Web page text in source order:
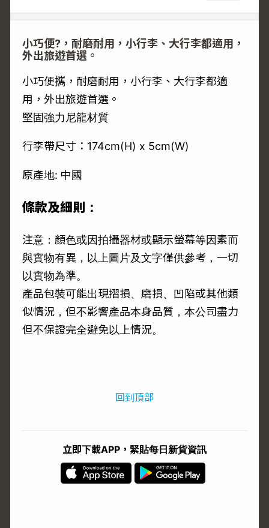
小巧便?，耐磨耐用，小行李、大行李都適用，
外出旅遊首選。
小巧便𢹂，耐磨耐用，小行李、大行李都適
用，外出旅遊首選。
堅固強力尼龍材質
行李帶尺寸：174cm(H) x 5cm(W)
原產地: 中國
條款及細則：
注意：顏色或因拍攝器材或顯示螢幕等因素而
與實物有異，以上圖片及文字僅供參考，一切
以實物為準。
產品包裝可能出現摺損、磨損、凹陷或其他類
似情況，但不影響產品本身品質，本公司盡力
但不保證完全避免以上情況。
回到頂部
立即下載APP，緊貼每日新貨資訊